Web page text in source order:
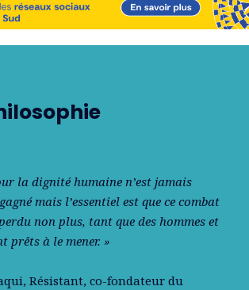
la dignité humaine n’est jamais
mais l’essentiel est que ce combat
non plus, tant que des hommes et
prêts à le mener. »
, Résistant, co-fondateur du